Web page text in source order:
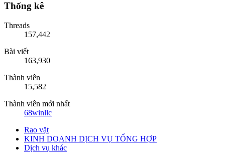
Thống kê
Threads
157,442
Bài viết
163,930
Thành viên
15,582
Thành viên mới nhất
68winllc
Rao vặt
KINH DOANH DỊCH VỤ TỔNG HỢP
Dịch vụ khác